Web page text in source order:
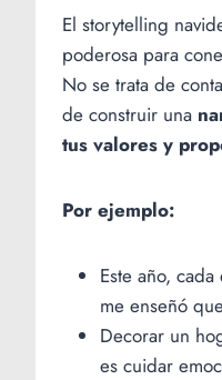
El storytelling
poderosa para
No se trata de
de construir una
tus valores y
Por ejemplo:
Este año,
me enseñó
Decorar un
es cuidar